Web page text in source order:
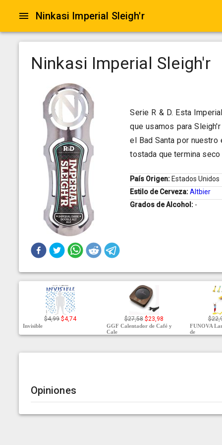
Ninkasi Imperial Sleigh'r
Ninkasi Imperial Sleigh'r
Serie R & D. Esta
que usamos para
el Bad Santa por nuestro
tostada que termina
País Origen: Estados Unidos
Estilo de Cerveza:Altbier
Grados de Alcohol: -
$4,99 $4,74
Invisible
$27,58 $23,98
GGF Calentador de Café y
Cale
FUNOVA
de
Opiniones